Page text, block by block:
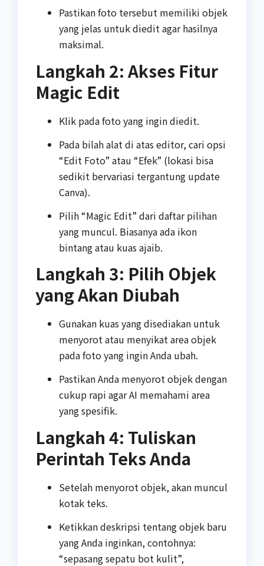
Pastikan foto tersebut memiliki objek
yang jelas untuk diedit agar hasilnya
maksimal.
Langkah 2: Akses Fitur
Magic Edit
Klik pada foto yang ingin diedit.
Pada bilah alat di atas editor, cari opsi
“Edit Foto” atau “Efek” (lokasi bisa
sedikit bervariasi tergantung update
Canva).
Pilih “Magic Edit” dari daftar pilihan
yang muncul. Biasanya ada ikon
bintang atau kuas ajaib.
Langkah 3: Pilih Objek
yang Akan Diubah
Gunakan kuas yang disediakan untuk
menyorot atau menyikat area objek
pada foto yang ingin Anda ubah.
Pastikan Anda menyorot objek dengan
cukup rapi agar AI memahami area
yang spesifik.
Langkah 4: Tuliskan
Perintah Teks Anda
Setelah menyorot objek, akan muncul
kotak teks.
Ketikkan deskripsi tentang objek baru
yang Anda inginkan, contohnya:
“sepasang sepatu bot kulit”,